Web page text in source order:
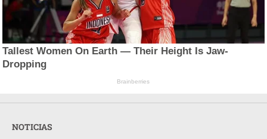
Tallest Women On Earth — Their Height Is Jaw-
Dropping
Brainberries
NOTICIAS